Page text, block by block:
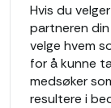
Hvis du
partneren
velge hvem
for å kunne
medsøker
resultere i